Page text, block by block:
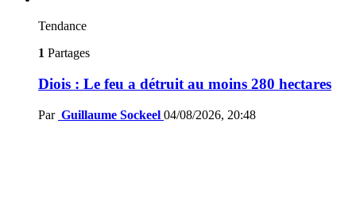
Tendance
1 Partages
Diois : Le feu a détruit au moins 280 hectares
Par Guillaume Sockeel 04/08/2026, 20:48